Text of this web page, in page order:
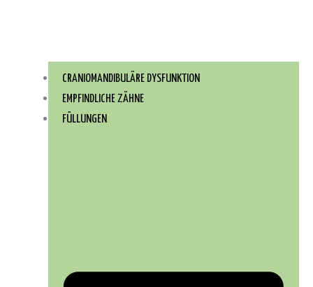
CRANIOMANDIBULÄRE DYSFUNKTION
EMPFINDLICHE ZÄHNE
FÜLLUNGEN